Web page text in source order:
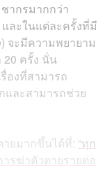
ากรมากกว่า
และในแต่ละครั้งที่มี
จะมีความพยายาม
20 ครั้ง นั่น
องที่สามารถ
ละสามารถช่วย
ายมากขึ้นได้ที่: “ทุก
รฆ่าตัวตายรายต่อ